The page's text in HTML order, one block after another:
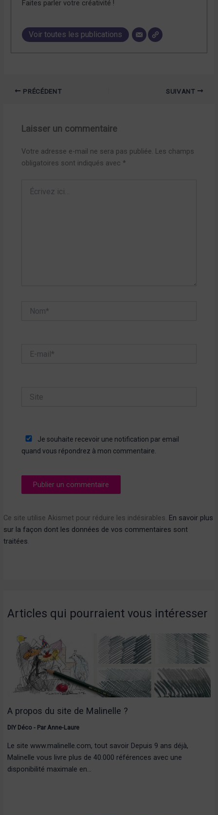
Faites parler votre créativité !
Voir toutes les publications
PRÉCÉDENT SUIVANT
Laisser un commentaire
Votre adresse e-mail ne sera pas publiée. Les champs
obligatoires sont indiqués avec *
ici…
mail*
Je souhaite recevoir une notification par email
quand vous répondrez à mon commentaire.
Ce site utilise Akismet pour réduire les indésirables. En savoir plus
sur la façon dont les données de vos commentaires sont
traitées.
Articles qui pourraient vous intéresser
A propos du site de Malinelle ?
DIY Déco- ParAnne-Laure
Le site www.malinelle.com, tout savoir Depuis 9 ans déjà,
Malinelle vous livre plus de 40.000 références avec une
disponibilité maximale en…